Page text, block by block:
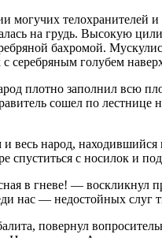
могучих
на грудь. Высокую
бахромой.
серебряным голубем
плотно заполнил всю
сошел по
народ, находившийся
с носилок и
в гневе! — воскликнул
нас — недостойных слуг
повернул